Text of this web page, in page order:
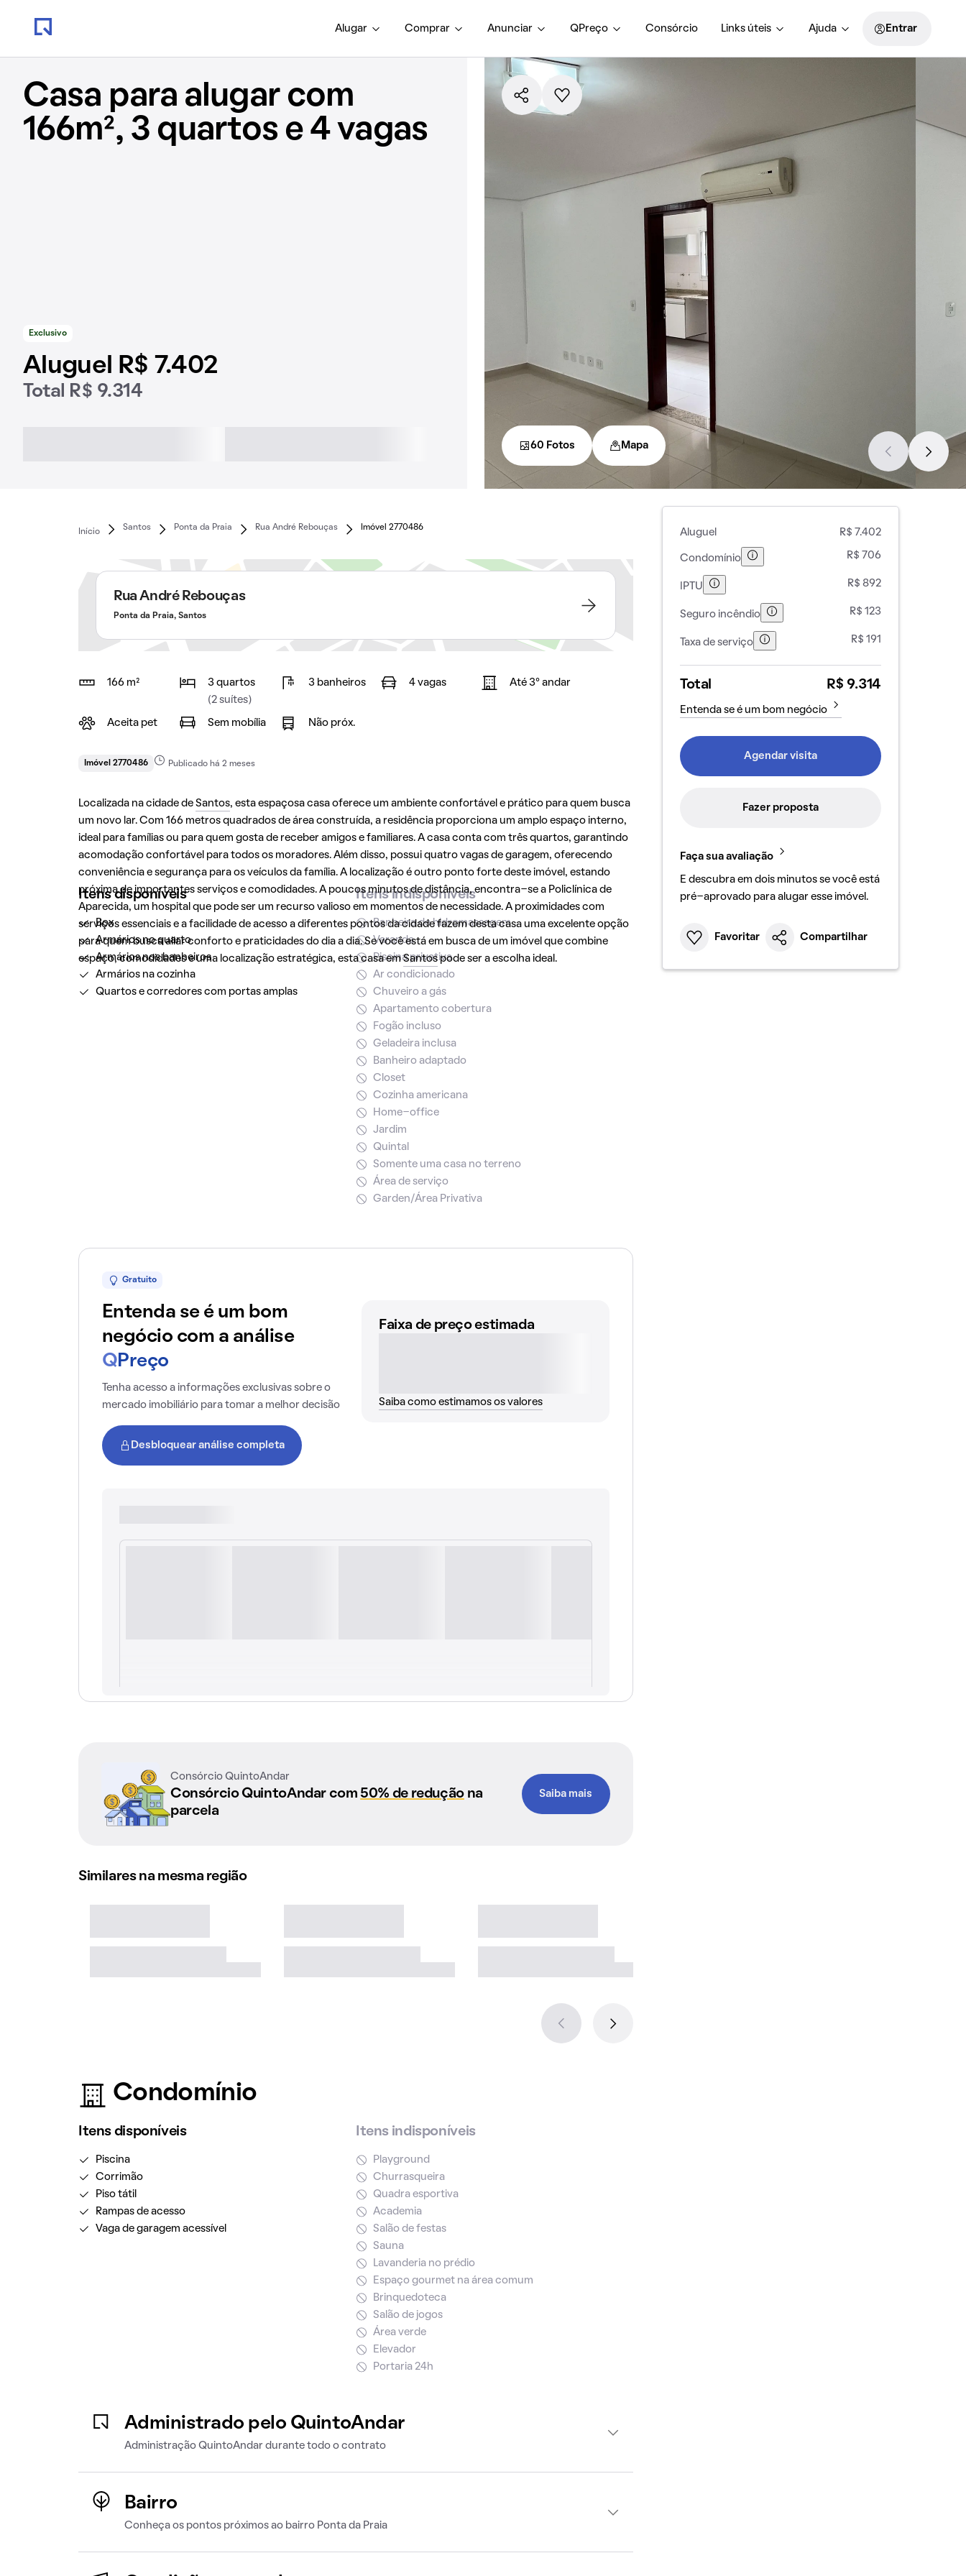
Alugar Comprar Anunciar QPreço Consórcio Links úteis Ajuda Entrar
Casa para alugar com
166m², 3 quartos e 4 vagas
Exclusivo
Aluguel R$ 7.402
Total R$ 9.314
60 Fotos Mapa
Início
Santos Ponta da Praia Rua André Rebouças Imóvel 2770486
Rua André Rebouças
Ponta da Praia, Santos
166 m²
3 quartos
(2 suítes)
3 banheiros 4 vagas Até 3° andar
Aceita pet Sem mobília Não próx.
Imóvel 2770486 Publicado há 2 meses
Localizada na cidade de Santos, esta espaçosa casa oferece um ambiente confortável e prático para quem busca
um novo lar. Com 166 metros quadrados de área construída, a residência proporciona um amplo espaço interno,
ideal para famílias ou para quem gosta de receber amigos e familiares. A casa conta com três quartos, garantindo
acomodação confortável para todos os moradores. Além disso, possui quatro vagas de garagem, oferecendo
conveniência e segurança para os veículos da família. A localização é outro ponto forte deste imóvel, estando
próxima de importantes serviços e comodidades. A poucos minutos de distância, encontra-se a Policlínica de
Aparecida, um hospital que pode ser um recurso valioso em momentos de necessidade. A proximidades com
serviços essenciais e a facilidade de acesso a diferentes pontos da cidade fazem desta casa uma excelente opção
para quem busca aliar conforto e praticidades do dia a dia. Se você está em busca de um imóvel que combine
espaço, comodidades e uma localização estratégica, esta casa emSantospode ser a escolha ideal.
Itens disponíveis
Box
Armários no quarto
Armários nos banheiros
Armários na cozinha
Quartos e corredores com portas amplas
Itens indisponíveis
Banheira de hidromassagem
Varanda
Piscina privativa
Ar condicionado
Chuveiro a gás
Apartamento cobertura
Fogão incluso
Geladeira inclusa
Banheiro adaptado
Closet
Cozinha americana
Home-office
Jardim
Quintal
Somente uma casa no terreno
Área de serviço
Garden/Área Privativa
Gratuito
Entenda se é um bom
negócio com a análise
Q Preço
Tenha acesso a informações exclusivas sobre o
mercado imobiliário para tomar a melhor decisão
Desbloquear análise completa
Faixa de preço estimada
Saiba como estimamos os valores
Consórcio QuintoAndar
Consórcio QuintoAndar com 50% de reduçãona
parcela
Saiba mais
Similares na mesma região
Condomínio
Itens disponíveis
Piscina
Corrimão
Piso tátil
Rampas de acesso
Vaga de garagem acessível
Itens indisponíveis
Playground
Churrasqueira
Quadra esportiva
Academia
Salão de festas
Sauna
Lavanderia no prédio
Espaço gourmet na área comum
Brinquedoteca
Salão de jogos
Área verde
Elevador
Portaria 24h
Administrado pelo QuintoAndar
Administração QuintoAndar durante todo o contrato
Bairro
Conheça os pontos próximos ao bairro Ponta da Praia
Aluguel R$ 7.402
Condomínio R$ 706
IPTU R$ 892
Seguro incêndio R$ 123
Taxa de serviço R$ 191
Total R$ 9.314
Entenda se é um bom negócio
Agendar visita
Fazer proposta
Faça sua avaliação
E descubra em dois minutos se você está
pré-aprovado para alugar esse imóvel.
Favoritar Compartilhar